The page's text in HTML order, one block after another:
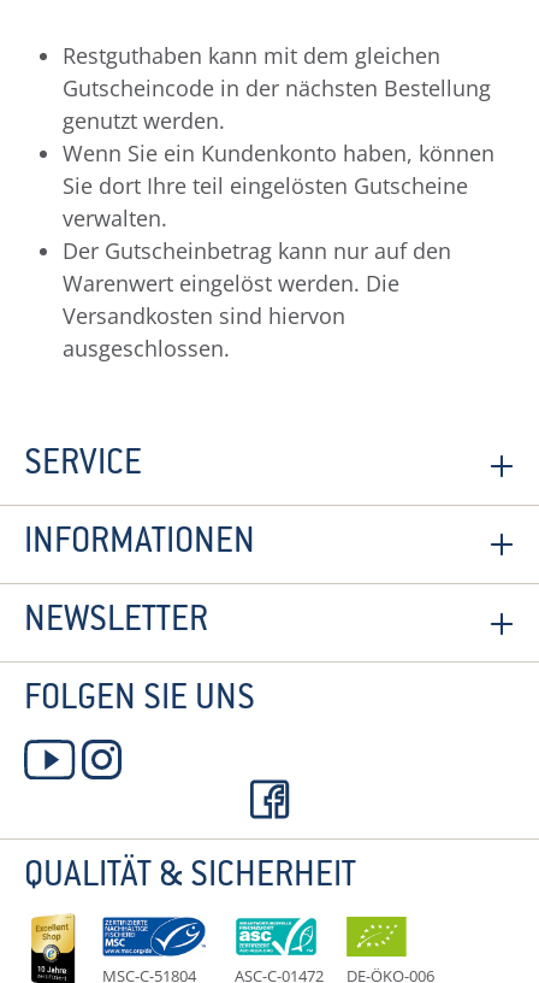
Restguthaben kann mit dem gleichen
Gutscheincode in der nächsten Bestellung
genutzt werden.
Wenn Sie ein Kundenkonto haben, können
Sie dort Ihre teil eingelösten Gutscheine
verwalten.
Der Gutscheinbetrag kann nur auf den
Warenwert eingelöst werden. Die
Versandkosten sind hiervon
ausgeschlossen.
SERVICE
INFORMATIONEN
NEWSLETTER
FOLGEN SIE UNS
QUALITÄT & SICHERHEIT
MSC-C-51804 ASC-C-01472 DE-ÖKO-006